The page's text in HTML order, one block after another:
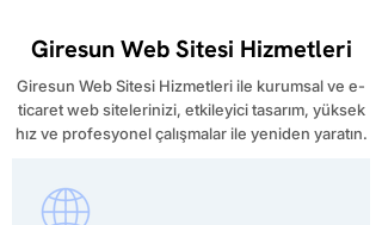
Giresun Web Sitesi Hizmetleri
Giresun Web Sitesi Hizmetleri ile kurumsal ve e-
ticaret web sitelerinizi, etkileyici tasarım, yüksek
hız ve profesyonel çalışmalar ile yeniden yaratın.